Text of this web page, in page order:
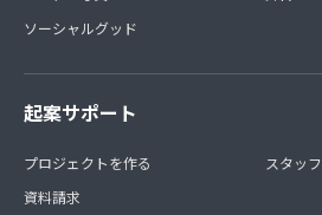
ソーシャルグッド
起案サポート
プロジェクトを作る
資料請求
スタッ